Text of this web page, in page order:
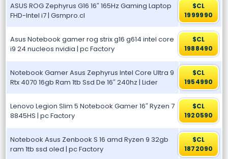
ASUS ROG Zephyrus G16 16″ 165Hz Gaming Laptop
FHD-Intel i7 | Gsmpro.cl
$CL
1999990
Asus Notebook gamer rog strix g16 g614 intel core
i9 24 nucleos nvidia | pc Factory
$CL
1988490
Notebook Gamer Asus Zephyrus Intel Core Ultra 9
Rtx 4070 16gb Ram 1tb Ssd De 16″ 240hz | Lider
$CL
1954990
Lenovo Legion Slim 5 Notebook Gamer 16″ Ryzen 7
8845HS | pc Factory
$CL
1920590
Notebook Asus Zenbook S 16 amd Ryzen 9 32gb
ram 1tb ssd oled | pc Factory
$CL
1872090